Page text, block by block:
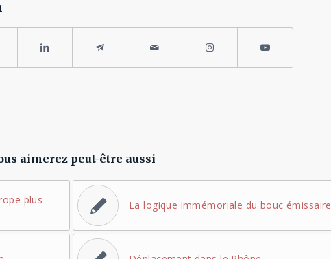
aimerez peut-être aussi
plus
La logique immémoriale du bouc émissaire